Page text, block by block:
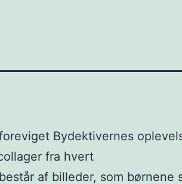
Bydektivernes
fra hvert
af billeder, som børnene